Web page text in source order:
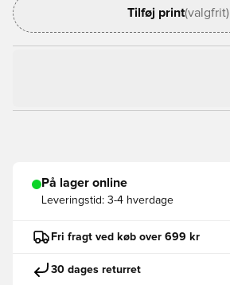
Tilføj print(valgfrit)
På lager online
Leveringstid: 3-4 hverdage
Fri fragt ved køb over 699 kr
30 dages returret